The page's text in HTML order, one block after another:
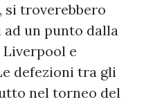
si troverebbero
un punto dalla
e
defezioni tra gli
nel torneo del